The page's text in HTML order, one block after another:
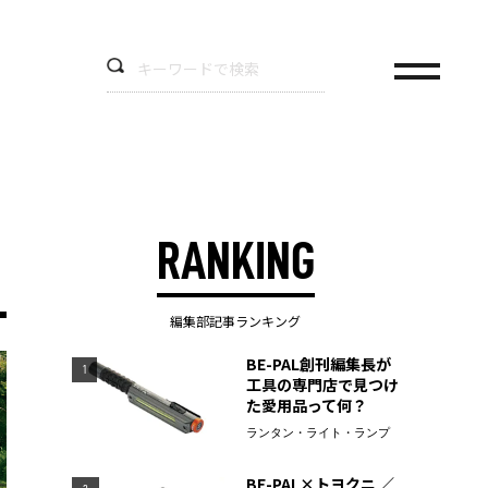
RANKING
編集部記事ランキング
1
BE-PAL創刊編集長が
工具の専門店で見つけ
た愛用品って何？
ランタン・ライト・ランプ
BE-PAL×トヨクニ ／